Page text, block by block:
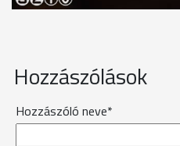
Hozzászólások
Hozzászóló neve*